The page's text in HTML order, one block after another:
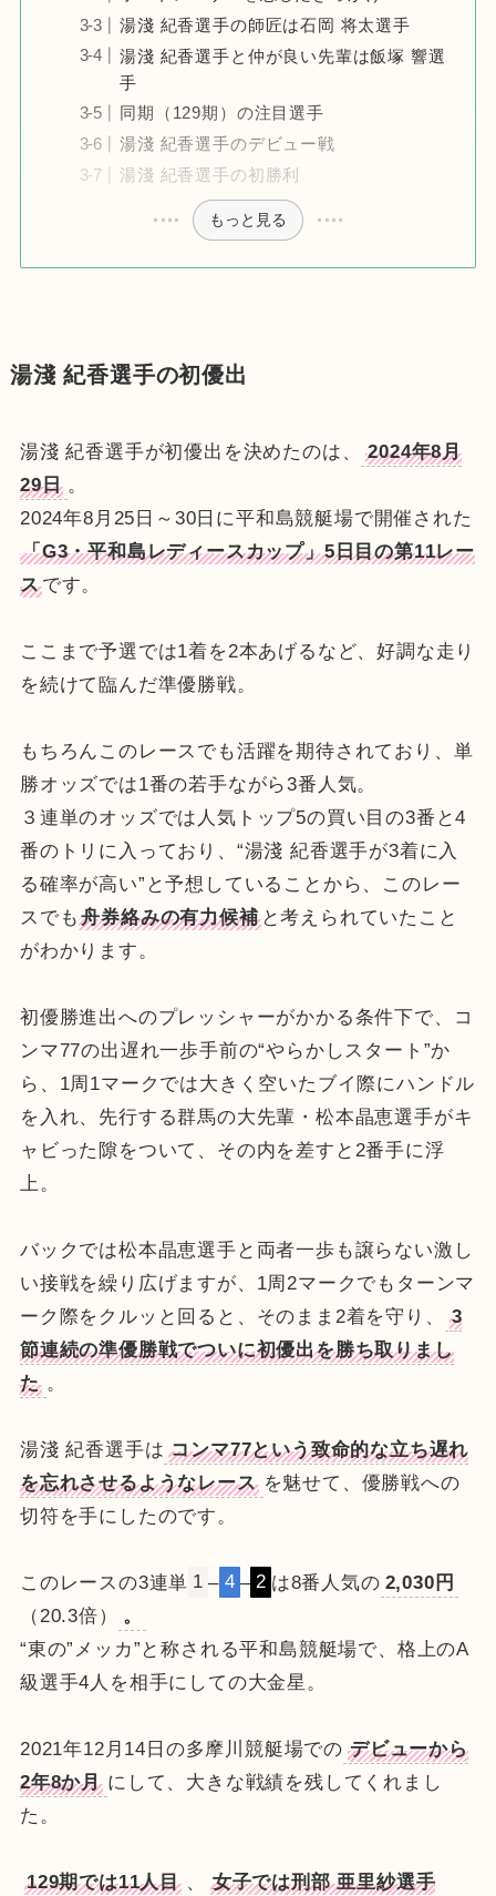
湯淺 紀香選手の師匠は石岡 将太選手
湯淺 紀香選手と仲が良い先輩は飯塚 響選
手
同期（129期）の注目選手
湯淺 紀香選手のデビュー戦
湯淺 紀香選手の初勝利
もっと見る
湯淺 紀香選手の初優出
湯淺 紀香選手が初優出を決めたのは、
2024年8月
29日 。
2024年8月25日～30日に平和島競艇場で開催された
「G3・平和島レディースカップ」5日目の第11レー
スです。
ここまで予選では1着を2本あげるなど、好調な走り
を続けて臨んだ準優勝戦。
もちろんこのレースでも活躍を期待されており、単
勝オッズでは1番の若手ながら3番人気。
３連単のオッズでは人気トップ5の買い目の3番と4
番のトリに入っており、“湯淺 紀香選手が3着に入
る確率が高い”と予想していることから、このレー
スでも舟券絡みの有力候補と考えられていたこと
がわかります。
初優勝進出へのプレッシャーがかかる条件下で、コ
ンマ77の出遅れ一歩手前の“やらかしスタート”か
ら、1周1マークでは大きく空いたブイ際にハンドル
を入れ、先行する群馬の大先輩・松本晶恵選手がキ
ャビった隙をついて、その内を差すと2番手に浮
上。
バックでは松本晶恵選手と両者一歩も譲らない激し
い接戦を繰り広げますが、1周2マークでもターンマ
ーク際をクルッと回ると、そのまま2着を守り、
3
節連続の準優勝戦でついに初優出を勝ち取りまし
た 。
湯淺 紀香選手は コンマ77という致命的な立ち遅れ
を忘れさせるようなレース を魅せて、優勝戦への
切符を手にしたのです。
このレースの3連単 1 – 4 – 2 は8番人気の 2,030円
（20.3倍）
。
“東の”メッカ”と称される平和島競艇場で、格上のA
級選手4人を相手にしての大金星。
2021年12月14日の多摩川競艇場での デビューから
2年8か月 にして、大きな戦績を残してくれまし
た。
129期では11人目 、 女子では刑部 亜里紗選手